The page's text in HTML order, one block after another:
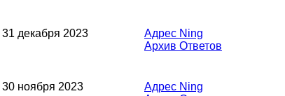
31 декабря 2023
Адрес Ning
Архив Ответов
30 ноября 2023
Адрес Ning